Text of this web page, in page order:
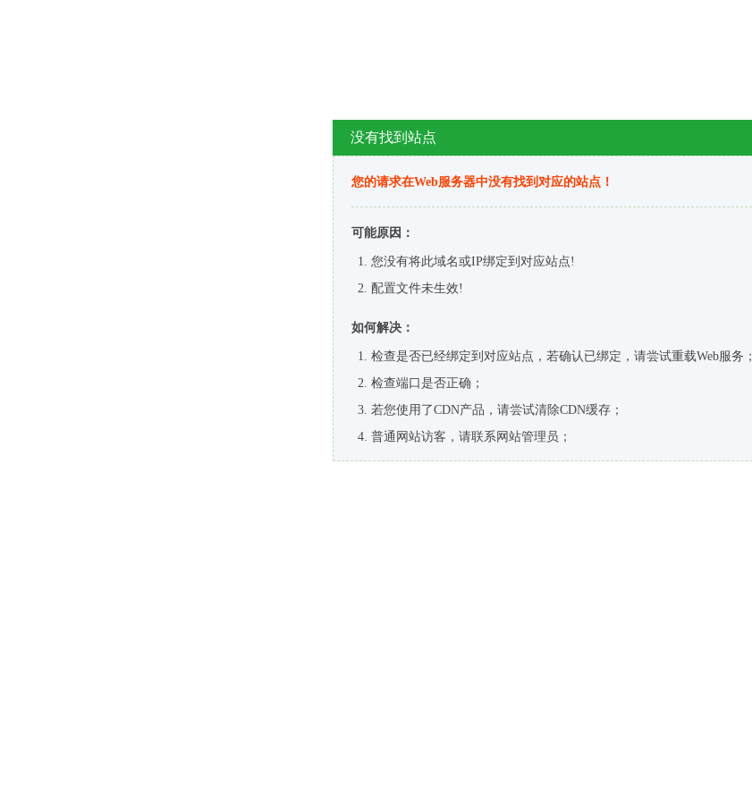
没有找到站点
您的请求在Web服务器中没有找到对应的站点！
可能原因：
您没有将此域名或IP绑定到对应站点!
配置文件未生效!
如何解决：
检查是否已经绑定到对应站点，若确认已绑定，请尝试重载Web服务；
检查端口是否正确；
若您使用了CDN产品，请尝试清除CDN缓存；
普通网站访客，请联系网站管理员；